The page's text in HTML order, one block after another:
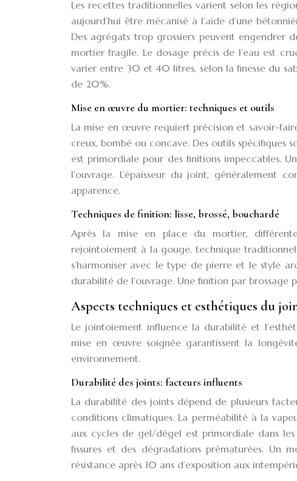
Les recettes traditionnelles varient selon les
aujourd’hui être mécanisé à l’aide d’une
Des agrégats trop grossiers peuvent engendrer
mortier fragile. Le dosage précis de l’eau est
varier entre 30 et 40 litres, selon la finesse du
de 20%.
Mise en œuvre du mortier: techniques et outils
La mise en œuvre requiert précision et savoir-
creux, bombé ou concave. Des outils spécifiques
est primordiale pour des finitions impeccables.
l’ouvrage. L’épaisseur du joint,
apparence.
Techniques de finition: lisse, brossé, bouchardé
Après la mise en place du mortier,
rejointoiement à la gouge, technique
s’harmoniser avec le type de pierre et le style
durabilité de l’ouvrage. Une finition par brossage
Aspects techniques et esthétiques du
Le jointoiement influence la durabilité et
mise en œuvre soignée garantissent la
environnement.
Durabilité des joints: facteurs influents
La durabilité des joints dépend de plusieurs
conditions climatiques. La perméabilité à la
aux cycles de gel/dégel est primordiale dans
fissures et des dégradations prématurées. Un
résistance après 10 ans d’exposition aux